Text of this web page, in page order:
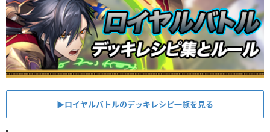
▶︎ロイヤルバトルのデッキレシピ一覧を見る